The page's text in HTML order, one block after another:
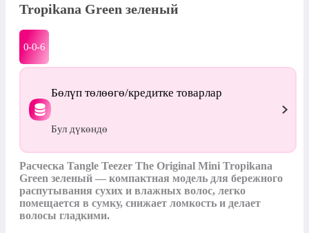
Tropikana Green зеленый
0-0-6
Бөлүп төлөөгө/кредитке товарлар
Бул дүкөндө
Расческа Tangle Teezer The Original Mini Tropikana
Green зеленый — компактная модель для бережного
распутывания сухих и влажных волос, легко
помещается в сумку, снижает ломкость и делает
волосы гладкими.